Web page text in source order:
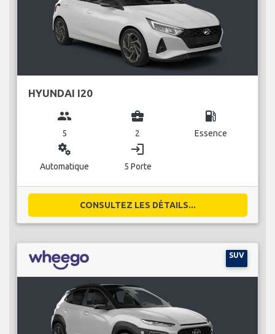
HYUNDAI I20
group
5
business_center
2
local_gas_station
Essence
miscellaneous_services
Automatique
login
5 Porte
CONSULTEZ LES DÉTAILS...
SUV